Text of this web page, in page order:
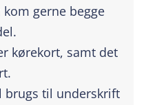
kom gerne begge
kørekort, samt det
brugs til underskrift